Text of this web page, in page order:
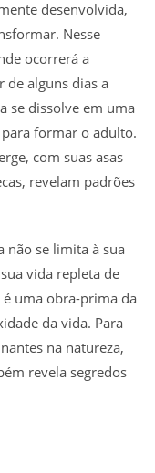
desenvolvida,
Nesse
ocorrerá a
de alguns dias a
se dissolve em uma
formar o adulto.
com suas asas
revelam padrões
não se limita à sua
vida repleta de
é uma obra-prima da
da vida. Para
na natureza,
revela segredos